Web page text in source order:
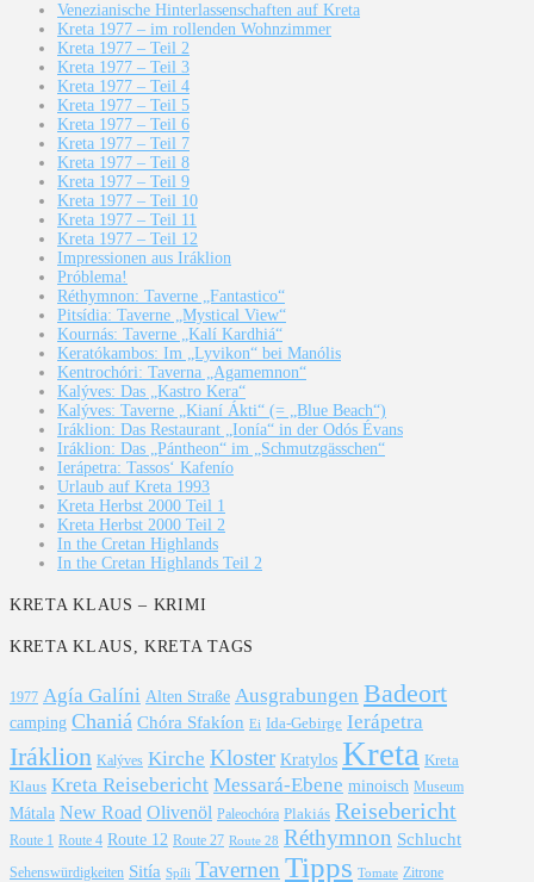
Venezianische Hinterlassenschaften auf Kreta
Kreta 1977 – im rollenden Wohnzimmer
Kreta 1977 – Teil 2
Kreta 1977 – Teil 3
Kreta 1977 – Teil 4
Kreta 1977 – Teil 5
Kreta 1977 – Teil 6
Kreta 1977 – Teil 7
Kreta 1977 – Teil 8
Kreta 1977 – Teil 9
Kreta 1977 – Teil 10
Kreta 1977 – Teil 11
Kreta 1977 – Teil 12
Impressionen aus Iráklion
Próblema!
Réthymnon: Taverne „Fantastico“
Pitsídia: Taverne „Mystical View“
Kournás: Taverne „Kalí Kardhiá“
Keratókambos: Im „Lyvikon“ bei Manólis
Kentrochóri: Taverna „Agamemnon“
Kalýves: Das „Kastro Kera“
Kalýves: Taverne „Kianí Ákti“ (= „Blue Beach“)
Iráklion: Das Restaurant „Ionía“ in der Odós Évans
Iráklion: Das „Pántheon“ im „Schmutzgässchen“
Ierápetra: Tassos‘ Kafenío
Urlaub auf Kreta 1993
Kreta Herbst 2000 Teil 1
Kreta Herbst 2000 Teil 2
In the Cretan Highlands
In the Cretan Highlands Teil 2
KRETA KLAUS – KRIMI
KRETA KLAUS, KRETA TAGS
1977 Agía Galíni Alten Straße Ausgrabungen Badeort
camping Chaniá Chóra Sfakíon Ei Ida-Gebirge Ierápetra
Iráklion Kalýves Kirche Kloster Kratylos Kreta Kreta
Klaus Kreta Reisebericht Messará-Ebene minoisch Museum
Mátala New Road Olivenöl Paleochóra Plakiás Reisebericht
Route 1 Route 4 Route 12 Route 27 Route 28 Réthymnon Schlucht
Sehenswürdigkeiten Sitía Spíli Tavernen Tipps Tomate Zitrone